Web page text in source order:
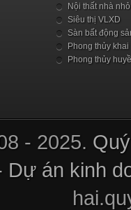
Nội thất nhà nhỏ
Siêu thị VLXD
Sàn bất động
Phong thủy khai
Phong thủy
- 2025.
án kinh